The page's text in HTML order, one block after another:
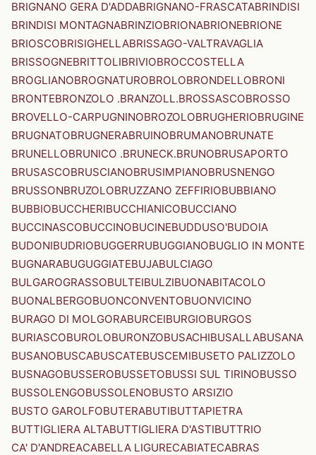
BRIGNANO GERA D'ADDABRIGNANO-FRASCATABRINDISI
BRINDISI MONTAGNABRINZIOBRIONABRIONEBRIONE
BRIOSCOBRISIGHELLABRISSAGO-VALTRAVAGLIA
BRISSOGNEBRITTOLIBRIVIOBROCCOSTELLA
BROGLIANOBROGNATUROBROLOBRONDELLOBRONI
BRONTEBRONZOLO .BRANZOLL.BROSSASCOBROSSO
BROVELLO-CARPUGNINOBROZOLOBRUGHERIOBRUGINE
BRUGNATOBRUGNERABRUINOBRUMANOBRUNATE
BRUNELLOBRUNICO .BRUNECK.BRUNOBRUSAPORTO
BRUSASCOBRUSCIANOBRUSIMPIANOBRUSNENGO
BRUSSONBRUZOLOBRUZZANO ZEFFIRIOBUBBIANO
BUBBIOBUCCHERIBUCCHIANICOBUCCIANO
BUCCINASCOBUCCINOBUCINEBUDDUSO'BUDOIA
BUDONIBUDRIOBUGGERRUBUGGIANOBUGLIO IN MONTE
BUGNARABUGUGGIATEBUJABULCIAGO
BULGAROGRASSOBULTEIBULZIBUONABITACOLO
BUONALBERGOBUONCONVENTOBUONVICINO
BURAGO DI MOLGORABURCEIBURGIOBURGOS
BURIASCOBUROLOBURONZOBUSACHIBUSALLABUSANA
BUSANOBUSCABUSCATEBUSCEMIBUSETO PALIZZOLO
BUSNAGOBUSSEROBUSSETOBUSSI SUL TIRINOBUSSO
BUSSOLENGOBUSSOLENOBUSTO ARSIZIO
BUSTO GAROLFOBUTERABUTIBUTTAPIETRA
BUTTIGLIERA ALTABUTTIGLIERA D'ASTIBUTTRIO
CA' D'ANDREACABELLA LIGURECABIATECABRAS